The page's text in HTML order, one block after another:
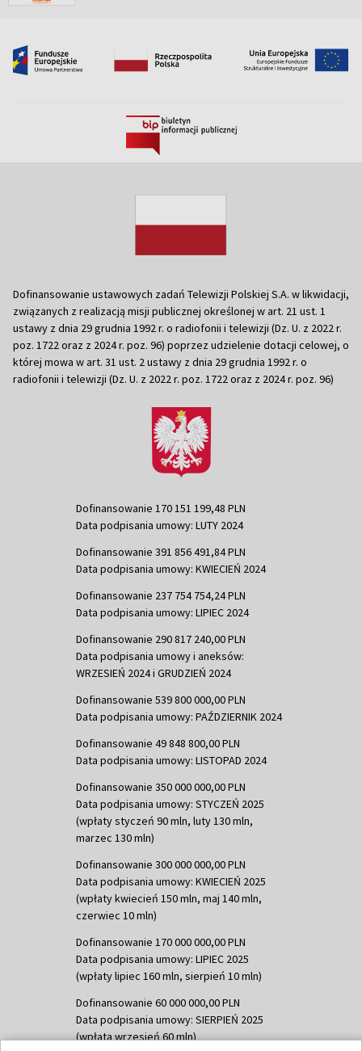
Dofinansowanie ustawowych zadań Telewizji Polskiej S.A. w likwidacji,
związanych z realizacją misji publicznej określonej w art. 21 ust. 1
ustawy z dnia 29 grudnia 1992 r. o radiofonii i telewizji (Dz. U. z 2022 r.
poz. 1722 oraz z 2024 r. poz. 96) poprzez udzielenie dotacji celowej, o
której mowa w art. 31 ust. 2 ustawy z dnia 29 grudnia 1992 r. o
radiofonii i telewizji (Dz. U. z 2022 r. poz. 1722 oraz z 2024 r. poz. 96)
Dofinansowanie 170 151 199,48 PLN
Data podpisania umowy: LUTY 2024
Dofinansowanie 391 856 491,84 PLN
Data podpisania umowy: KWIECIEŃ 2024
Dofinansowanie 237 754 754,24 PLN
Data podpisania umowy: LIPIEC 2024
Dofinansowanie 290 817 240,00 PLN
Data podpisania umowy i aneksów:
WRZESIEŃ 2024 i GRUDZIEŃ 2024
Dofinansowanie 539 800 000,00 PLN
Data podpisania umowy: PAŹDZIERNIK 2024
Dofinansowanie 49 848 800,00 PLN
Data podpisania umowy: LISTOPAD 2024
Dofinansowanie 350 000 000,00 PLN
Data podpisania umowy: STYCZEŃ 2025
(wpłaty styczeń 90 mln, luty 130 mln,
marzec 130 mln)
Dofinansowanie 300 000 000,00 PLN
Data podpisania umowy: KWIECIEŃ 2025
(wpłaty kwiecień 150 mln, maj 140 mln,
czerwiec 10 mln)
Dofinansowanie 170 000 000,00 PLN
Data podpisania umowy: LIPIEC 2025
(wpłaty lipiec 160 mln, sierpień 10 mln)
Dofinansowanie 60 000 000,00 PLN
Data podpisania umowy: SIERPIEŃ 2025
(wpłata wrzesień 60 mln)